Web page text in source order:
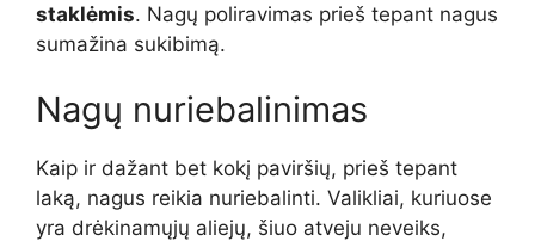
staklėmis. Nagų poliravimas prieš tepant nagus
sumažina sukibimą.
Nagų nuriebalinimas
Kaip ir dažant bet kokį paviršių, prieš tepant
laką, nagus reikia nuriebalinti. Valikliai, kuriuose
yra drėkinamųjų aliejų, šiuo atveju neveiks,